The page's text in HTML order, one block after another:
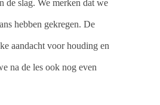
de slag. We merken dat we
hebben gekregen. De
aandacht voor houding en
na de les ook nog even